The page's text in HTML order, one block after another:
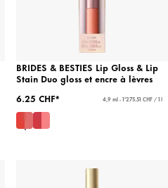
BRIDES & BESTIES Lip Gloss & Lip
Stain Duo gloss et encre à lèvres
6.25 CHF*
4,9 ml - 1'275.51 CHF / 1 l